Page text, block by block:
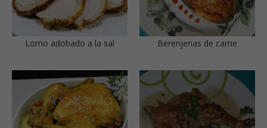
Lomo adobado a la sal Berenjenas de carne